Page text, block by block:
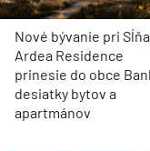
Nové bývanie pri
Ardea Residence
prinesie do obce
desiatky bytov a
apartmánov